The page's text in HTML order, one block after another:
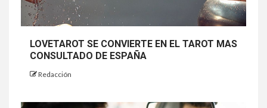
LOVETAROT SE CONVIERTE EN EL TAROT MAS
CONSULTADO DE ESPAÑA
Redacción